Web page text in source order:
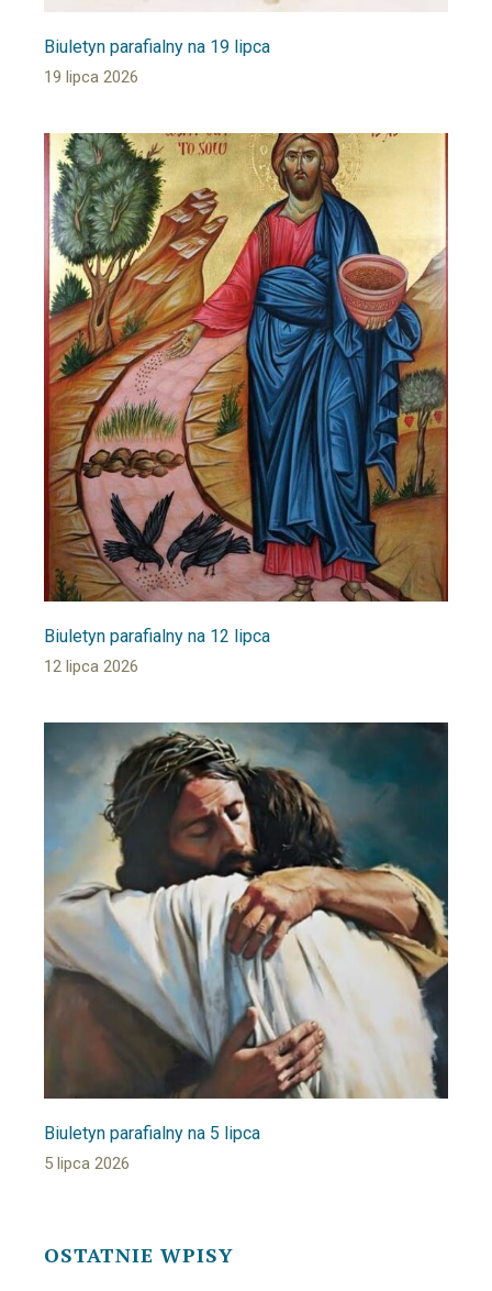
Biuletyn parafialny na 19 lipca
19 lipca 2026
Biuletyn parafialny na 12 lipca
12 lipca 2026
Biuletyn parafialny na 5 lipca
5 lipca 2026
OSTATNIE WPISY